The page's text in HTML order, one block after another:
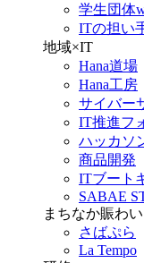
学生団体
ITの担い
地域×IT
Hana道場
Hana工房
サイバー
IT推進フ
ハッカソ
商品開発
ITブート
SABAE
まちなか賑わい
さばぷら
La Tempo